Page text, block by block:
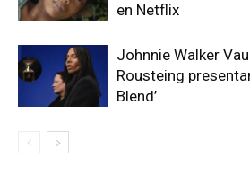
en Netflix
Johnnie Walker
Rousteing
Blend’